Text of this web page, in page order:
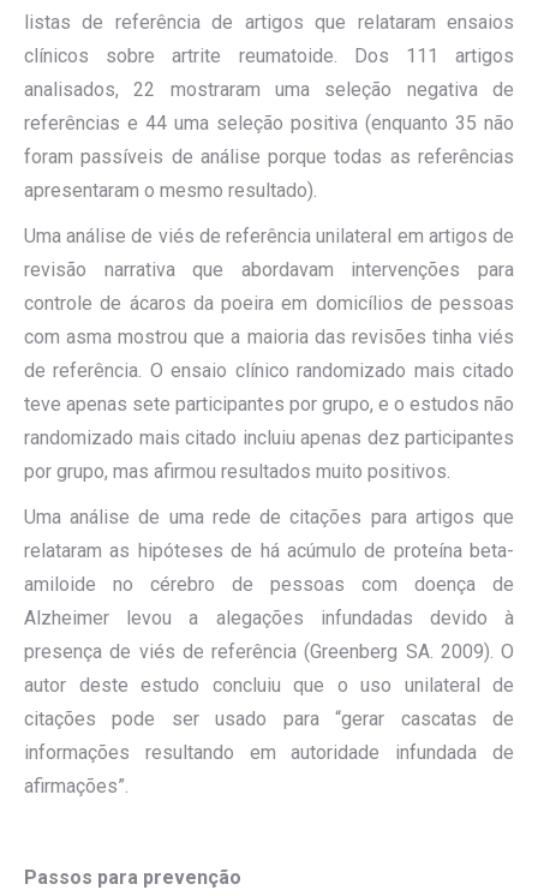
listas de referência de artigos que relataram ensaios
clínicos sobre artrite reumatoide. Dos 111 artigos
analisados, 22 mostraram uma seleção negativa de
referências e 44 uma seleção positiva (enquanto 35 não
foram passíveis de análise porque todas as referências
apresentaram o mesmo resultado).
Uma análise de viés de referência unilateral em artigos de
revisão narrativa que abordavam intervenções para
controle de ácaros da poeira em domicílios de pessoas
com asma mostrou que a maioria das revisões tinha viés
de referência. O ensaio clínico randomizado mais citado
teve apenas sete participantes por grupo, e o estudos não
randomizado mais citado incluiu apenas dez participantes
por grupo, mas afirmou resultados muito positivos.
Uma análise de uma rede de citações para artigos que
relataram as hipóteses de há acúmulo de proteína beta-
amiloide no cérebro de pessoas com doença de
Alzheimer levou a alegações infundadas devido à
presença de viés de referência (Greenberg SA. 2009). O
autor deste estudo concluiu que o uso unilateral de
citações pode ser usado para “gerar cascatas de
informações resultando em autoridade infundada de
afirmações”.
Passos para prevenção